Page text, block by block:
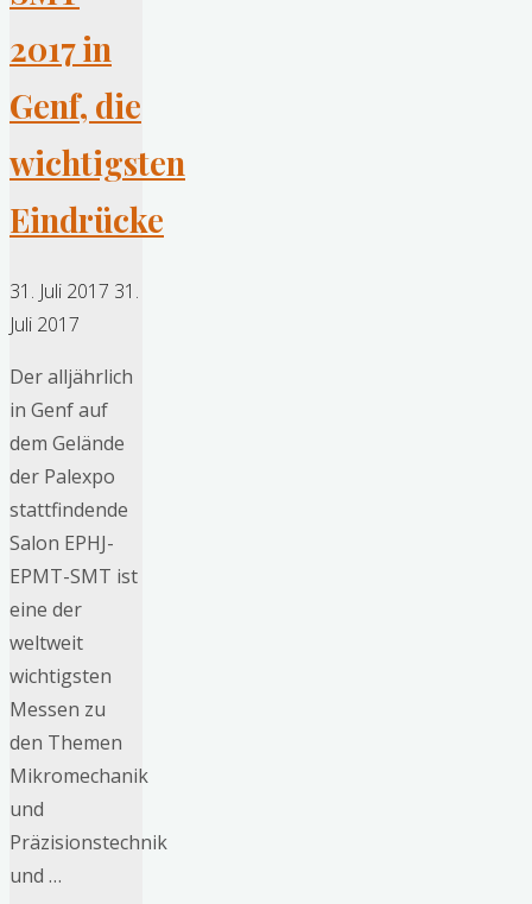
2017 in
Genf, die
wichtigsten
Eindrücke
31. Juli 2017 31.
Juli 2017
Der alljährlich
in Genf auf
dem Gelände
der Palexpo
stattfindende
Salon EPHJ-
EPMT-SMT ist
eine der
weltweit
wichtigsten
Messen zu
den Themen
Mikromechanik
und
Präzisionstechnik
und …